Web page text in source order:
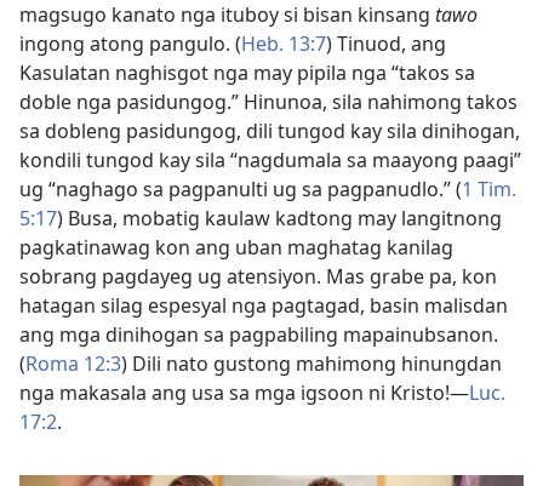
magsugo kanato nga ituboy si bisan kinsang tawo
ingong atong pangulo. (Heb. 13:7) Tinuod, ang
Kasulatan naghisgot nga may pipila nga “takos sa
doble nga pasidungog.” Hinunoa, sila nahimong takos
sa dobleng pasidungog, dili tungod kay sila dinihogan,
kondili tungod kay sila “nagdumala sa maayong paagi”
ug “naghago sa pagpanulti ug sa pagpanudlo.” (1 Tim.
5:17) Busa, mobatig kaulaw kadtong may langitnong
pagkatinawag kon ang uban maghatag kanilag
sobrang pagdayeg ug atensiyon. Mas grabe pa, kon
hatagan silag espesyal nga pagtagad, basin malisdan
ang mga dinihogan sa pagpabiling mapainubsanon.
(Roma 12:3) Dili nato gustong mahimong hinungdan
nga makasala ang usa sa mga igsoon ni Kristo!—Luc.
17:2.